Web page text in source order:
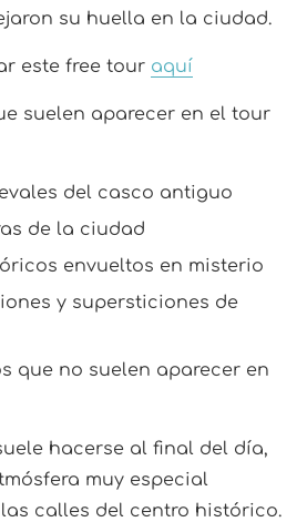
su huella en la ciudad.
este free tour aquí
suelen aparecer en el tour
del casco antiguo
de la ciudad
envueltos en misterio
y supersticiones de
que no suelen aparecer en
hacerse al final del día,
muy especial
calles del centro histórico.